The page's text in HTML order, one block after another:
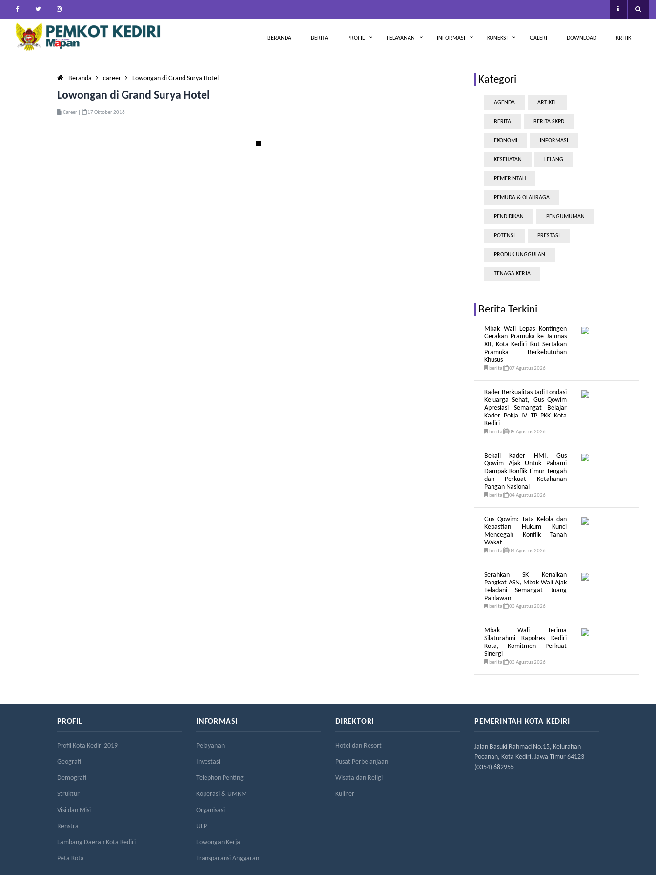
BERANDA BERITA PROFIL PELAYANAN INFORMASI KONEKSI GALERI DOWNLOAD KRITIK
Beranda career Lowongan di Grand Surya Hotel
Lowongan di Grand Surya Hotel
Career | 17 Oktober 2016
Kategori
AGENDA ARTIKEL
BERITA BERITA SKPD
EKONOMI INFORMASI
KESEHATAN LELANG
PEMERINTAH
PEMUDA & OLAHRAGA
PENDIDIKAN PENGUMUMAN
POTENSI PRESTASI
PRODUK UNGGULAN
TENAGA KERJA
Berita Terkini
Mbak Wali Lepas Kontingen
Gerakan Pramuka ke Jamnas
XII, Kota Kediri Ikut Sertakan
Pramuka Berkebutuhan
Khusus
berita 07 Agustus 2026
Kader Berkualitas Jadi Fondasi
Keluarga Sehat, Gus Qowim
Apresiasi Semangat Belajar
Kader Pokja IV TP PKK Kota
Kediri
berita 05 Agustus 2026
Bekali Kader HMI, Gus
Qowim Ajak Untuk Pahami
Dampak Konflik Timur Tengah
dan Perkuat Ketahanan
Pangan Nasional
berita 04 Agustus 2026
Gus Qowim: Tata Kelola dan
Kepastian Hukum Kunci
Mencegah Konflik Tanah
Wakaf
berita 04 Agustus 2026
Serahkan SK Kenaikan
Pangkat ASN, Mbak Wali Ajak
Teladani Semangat Juang
Pahlawan
berita 03 Agustus 2026
Mbak Wali Terima
Silaturahmi Kapolres Kediri
Kota, Komitmen Perkuat
Sinergi
berita 03 Agustus 2026
PROFIL
Profil Kota Kediri 2019
Geografi
Demografi
Struktur
Visi dan Misi
Renstra
Lambang Daerah Kota Kediri
Peta Kota
INFORMASI
Pelayanan
Investasi
Telephon Penting
Koperasi & UMKM
Organisasi
ULP
Lowongan Kerja
Transparansi Anggaran
DIREKTORI
Hotel dan Resort
Pusat Perbelanjaan
Wisata dan Religi
Kuliner
PEMERINTAH KOTA KEDIRI
Jalan Basuki Rahmad No.15, Kelurahan
Pocanan, Kota Kediri, Jawa Timur 64123
(0354) 682955